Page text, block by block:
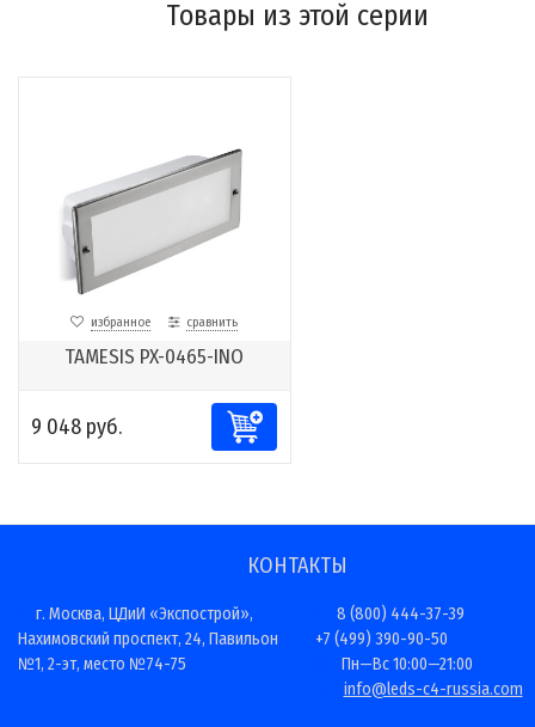
Товары из этой серии
избранное сравнить
TAMESIS PX-0465-INO
9 048 руб.
КОНТАКТЫ
г. Москва, ЦДиИ «Экспострой»,
Нахимовский проспект, 24, Павильон
№1, 2-эт, место №74-75
8 (800) 444-37-39
+7 (499) 390-90-50
Пн—Вс 10:00—21:00
info@leds-c4-russia.com